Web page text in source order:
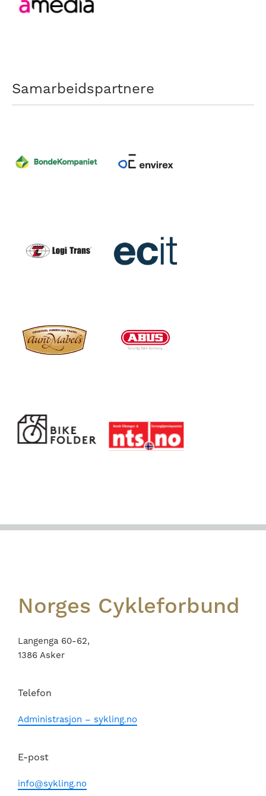
Samarbeidspartnere
Footer
Norges Cykleforbund
Langenga 60-62,
1386 Asker
Telefon
Administrasjon – sykling.no
E-post
info@sykling.no